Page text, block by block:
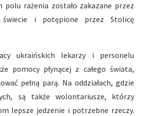
polu rażenia zostało zakazane przez
i potępione przez Stolicę
ukraińskich lekarzy i personelu
pomocy płynącej z całego świata,
pełną parą. Na oddziałach, gdzie
są także wolontariusze, którzy
lepsze jedzenie i potrzebne rzeczy.